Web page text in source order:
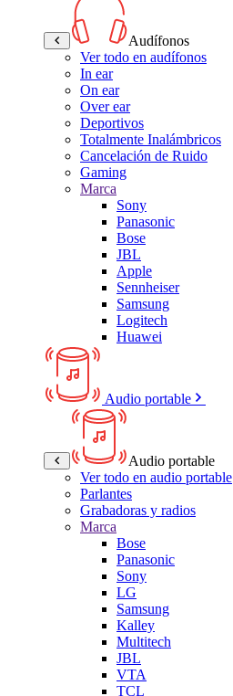
Audífonos
Ver todo en audífonos
In ear
On ear
Over ear
Deportivos
Totalmente Inalámbricos
Cancelación de Ruido
Gaming
Marca
Sony
Panasonic
Bose
JBL
Apple
Sennheiser
Samsung
Logitech
Huawei
Audio portable
Audio portable
Ver todo en audio portable
Parlantes
Grabadoras y radios
Marca
Bose
Panasonic
Sony
LG
Samsung
Kalley
Multitech
JBL
VTA
TCL